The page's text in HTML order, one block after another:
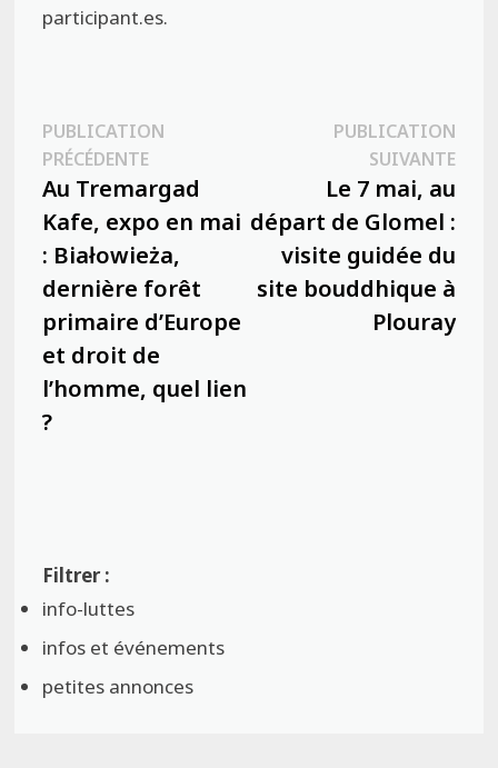
participant.es.
Navigation
de
l’article
PUBLICATION
PRÉCÉDENTEPublication
précédente :
Au Tremargad
Kafe, expo en mai
: Białowieża,
dernière forêt
primaire d’Europe
et droit de
l’homme, quel lien
?
PUBLICATION
SUIVANTE
Le 7 mai, au
départ de Glomel :
visite guidée du
site bouddhique à
Plouray
info-luttes
infos et événements
petites annonces